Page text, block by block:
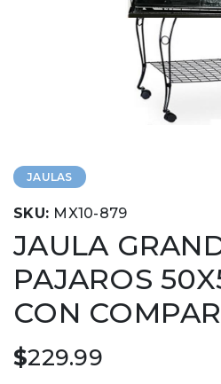
JAULAS
SKU: MX10-879
JAULA
PAJAROS
CON
$229.99